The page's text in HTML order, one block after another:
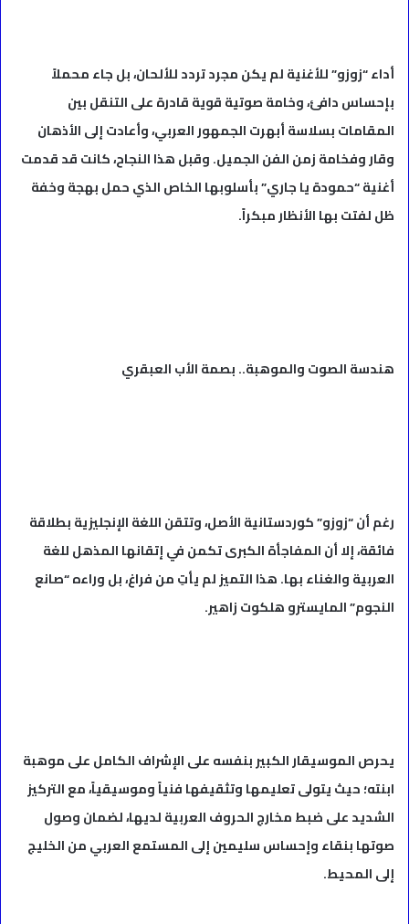
أداء “زوزو” للأغنية لم يكن مجرد تردد للألحان، بل جاء محملاً
بإحساس دافئ، وخامة صوتية قوية قادرة على التنقل بين
المقامات بسلاسة أبهرت الجمهور العربي، وأعادت إلى الأذهان
وقار وفخامة زمن الفن الجميل. وقبل هذا النجاح، كانت قد قدمت
أغنية “حمودة يا جاري” بأسلوبها الخاص الذي حمل بهجة وخفة
ظل لفتت بها الأنظار مبكراً.
هندسة الصوت والموهبة.. بصمة الأب العبقري
رغم أن “زوزو” كوردستانية الأصل، وتتقن اللغة الإنجليزية بطلاقة
فائقة، إلا أن المفاجأة الكبرى تكمن في إتقانها المذهل للغة
العربية والغناء بها. هذا التميز لم يأتِ من فراغ، بل وراءه “صانع
النجوم” المايسترو هلكوت زاهير.
يحرص الموسيقار الكبير بنفسه على الإشراف الكامل على موهبة
ابنته؛ حيث يتولى تعليمها وتثقيفها فنياً وموسيقياً، مع التركيز
الشديد على ضبط مخارج الحروف العربية لديها، لضمان وصول
صوتها بنقاء وإحساس سليمين إلى المستمع العربي من الخليج
إلى المحيط.